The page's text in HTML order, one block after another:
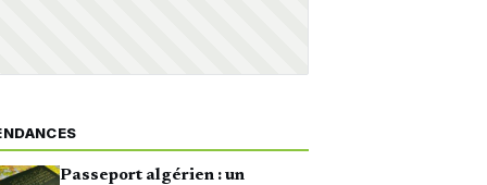
Passeport algérien : un